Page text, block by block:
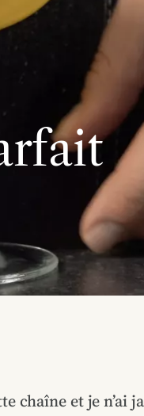
chaîne et je n’ai